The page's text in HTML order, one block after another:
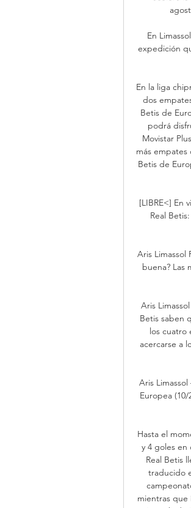
En
expedición
En la liga
dos
Betis de
podrá
Movistar
más empates
Betis de
[LIBRE<] En
Real
Aris Limassol
buena? Las
Aris
Betis saben
los cuatro
acercarse a
Aris
Europea
Hasta el
y 4 goles
Real Betis
traducido
mientras que